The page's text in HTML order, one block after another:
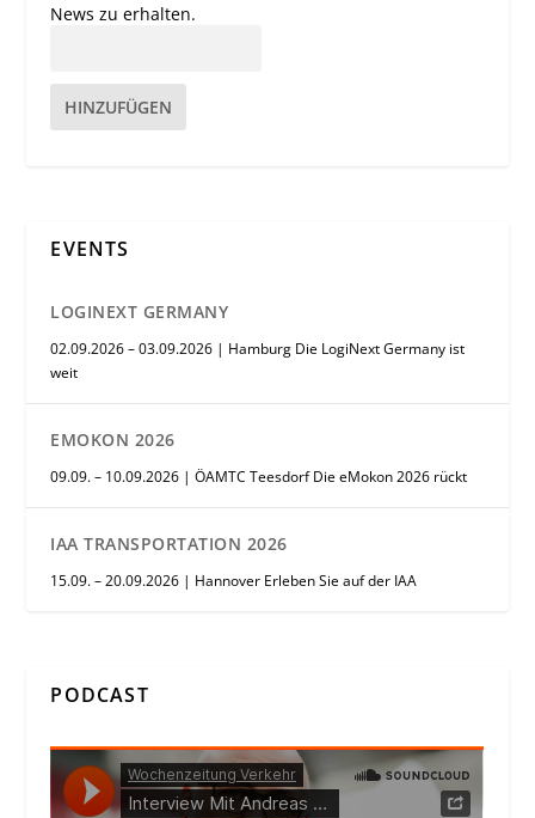
News zu erhalten.
HINZUFÜGEN
EVENTS
LOGINEXT GERMANY
02.09.2026 – 03.09.2026 | Hamburg Die LogiNext Germany ist
weit
EMOKON 2026
09.09. – 10.09.2026 | ÖAMTC Teesdorf Die eMokon 2026 rückt
IAA TRANSPORTATION 2026
15.09. – 20.09.2026 | Hannover Erleben Sie auf der IAA
PODCAST